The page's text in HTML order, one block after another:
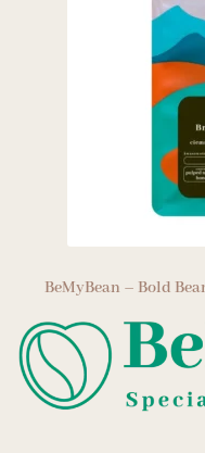
BeMyBean – Bold